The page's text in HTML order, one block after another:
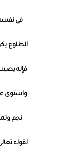
في
الطلوع
فإنه
واستوى
نجم
لقوله